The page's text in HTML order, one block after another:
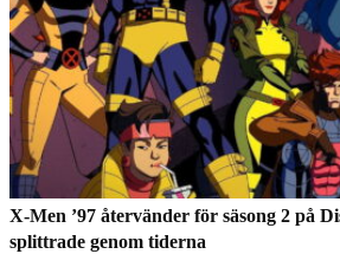
X-Men ’97 återvänder för säsong 2 på
splittrade genom tiderna